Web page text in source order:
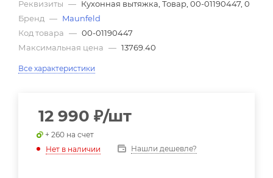
Реквизиты — Кухонная вытяжка, Товар, 00-01190447, 0
Бренд — Maunfeld
Код товара — 00-01190447
Максимальная цена — 13769.40
Все характеристики
12 990 ₽/шт
+ 260 на счет
Нет в наличии
Нашли дешевле?